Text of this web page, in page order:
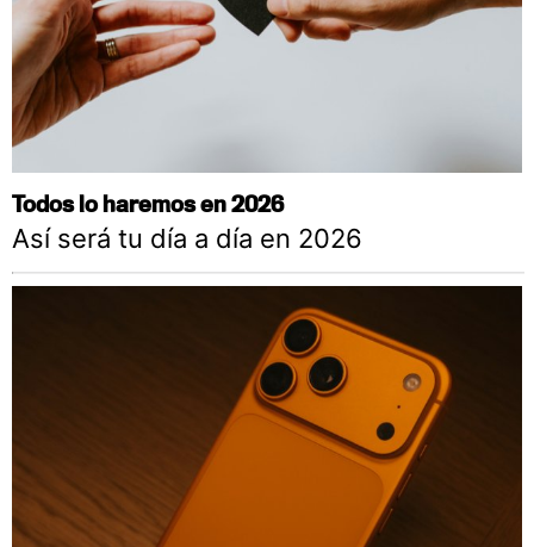
Todos lo haremos en 2026
Así será tu día a día en 2026